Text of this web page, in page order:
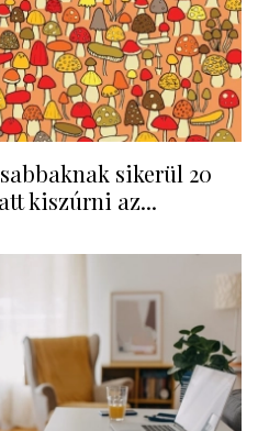
sikerül 20
kiszúrni az...